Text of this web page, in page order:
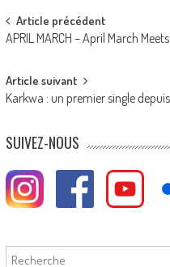
Post
navigation
Article précédent
APRIL MARCH – April March
Article suivant
Karkwa : un premier single
SUIVEZ-NOUS
Rechercher